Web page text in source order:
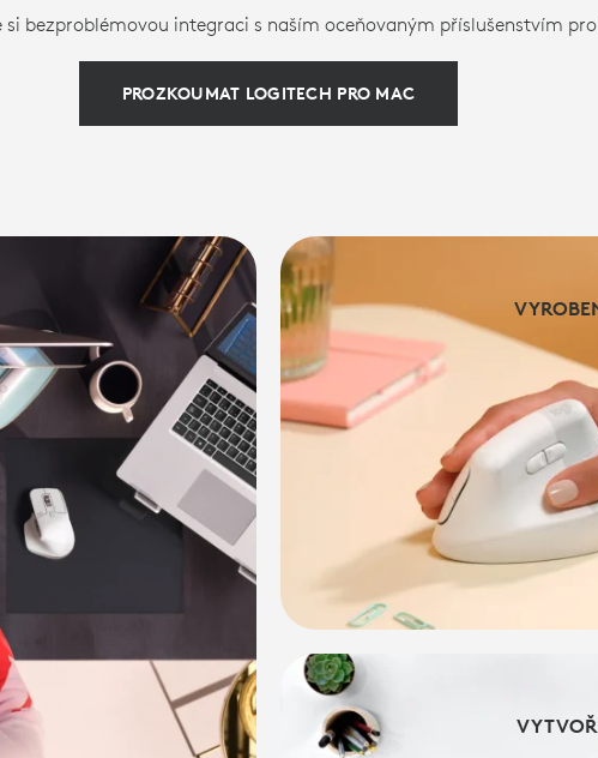
si bezproblémovou integraci s naším oceňovaným příslušenstvím
PROZKOUMAT LOGITECH PRO MAC